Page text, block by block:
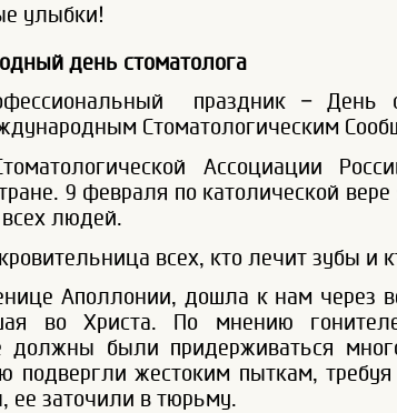
улыбки!
день стоматолога
праздник – День
Стоматологическим
Ассоциации
9 февраля по католической
всех людей.
всех, кто лечит зубы и
Аполлонии, дошла к нам через
во Христа. По мнению
должны были придерживаться
подвергли жестоким пыткам,
ее заточили в тюрьму.